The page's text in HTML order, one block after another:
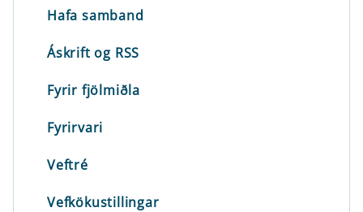
Hafa samband
Áskrift og RSS
Fyrir fjölmiðla
Fyrirvari
Veftré
Vefkökustillingar